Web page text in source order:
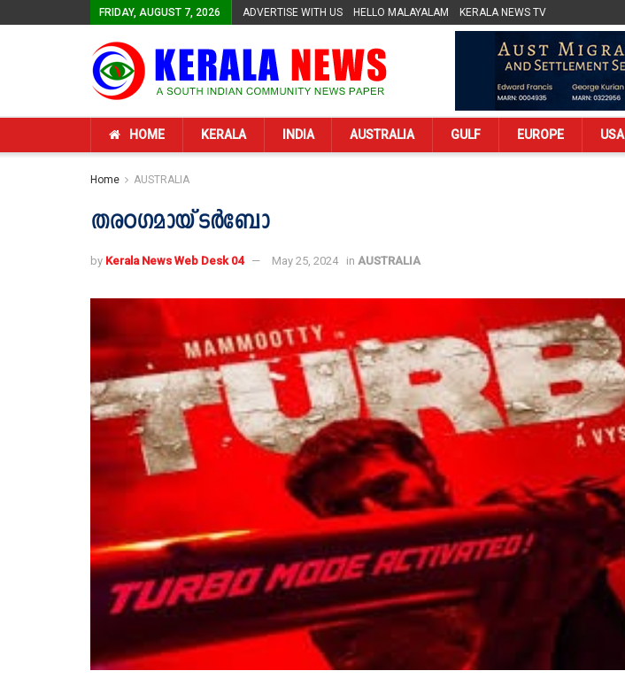
FRIDAY, AUGUST 7, 2026 ADVERTISE WITH US HELLO MALAYALAM KERALA NEWS TV
HOME KERALA INDIA AUSTRALIA GULF EUROPE USA
Home AUSTRALIA
തര൦ഗമായ് ടർബോ
by Kerala News Web Desk 04 May 25, 2024 in AUSTRALIA